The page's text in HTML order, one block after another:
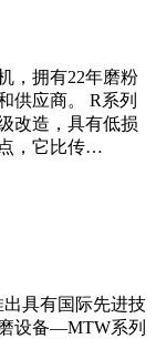
，拥有22年磨粉
供应商。 R系列
改造，具有低损
，它比传…
具有国际先进技
设备—MTW系列